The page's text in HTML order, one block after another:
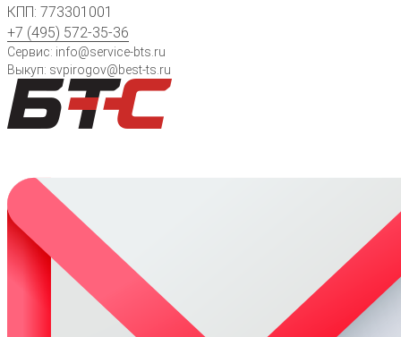
КПП: 773301001
+7 (495) 572-35-36
Сервис: info@service-bts.ru
Выкуп: svpirogov@best-ts.ru